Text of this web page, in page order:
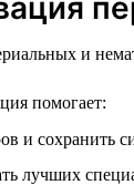
и
помогает:
и сохранить
лучших